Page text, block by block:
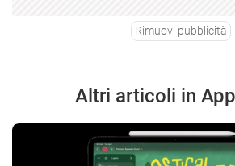
Rimuovi pubblicità
Altri articoli in